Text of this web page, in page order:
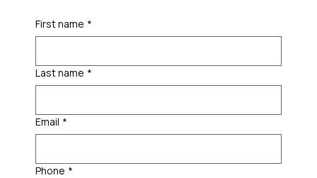
First name *
Last name *
Email *
Phone *